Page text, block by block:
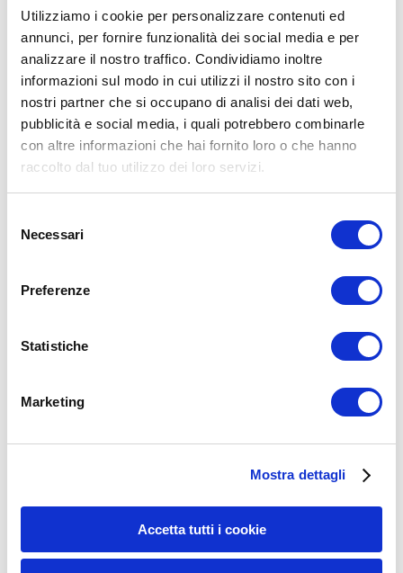
Utilizziamo i cookie per personalizzare contenuti ed
annunci, per fornire funzionalità dei social media e per
analizzare il nostro traffico. Condividiamo inoltre
informazioni sul modo in cui utilizzi il nostro sito con i
nostri partner che si occupano di analisi dei dati web,
pubblicità e social media, i quali potrebbero combinarle
con altre informazioni che hai fornito loro o che hanno
raccolto dal tuo utilizzo dei loro servizi.
delNecessari
Preferenze
Statistiche
Marketing
Mostra dettagli
Accetta tutti i cookie
ALLENATI CON ME!
15WORKOUT
Addominali(99)
Allenamenti in Diretta(30)
(1.800)
Allenamento aerobico(16)
Allenamento Braccia(9)